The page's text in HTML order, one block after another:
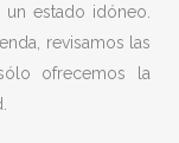
estado idóneo.
revisamos las
ofrecemos la